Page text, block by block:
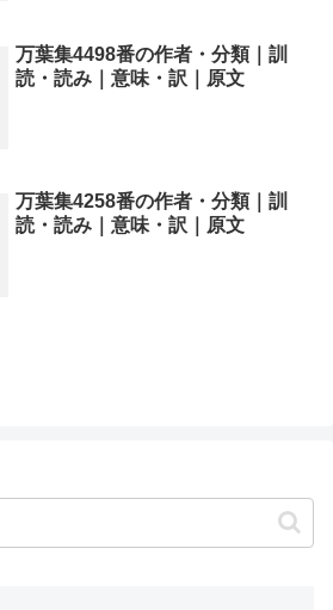
万葉集4498番の作者・分類｜訓
読・読み｜意味・訳｜原文
万葉集4258番の作者・分類｜訓
読・読み｜意味・訳｜原文